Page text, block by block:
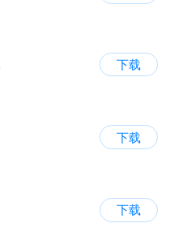
下载
下载
下载